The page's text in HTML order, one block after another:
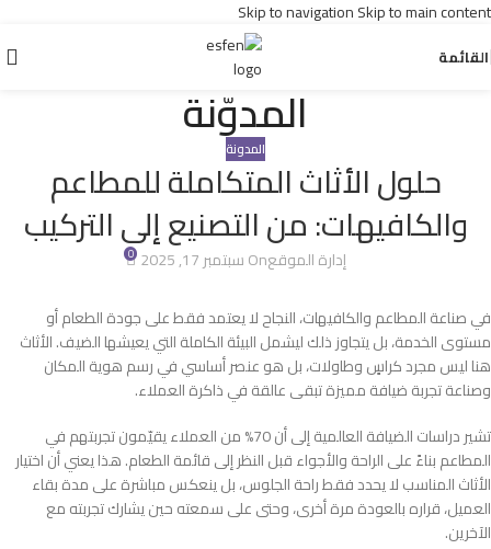
Skip to navigationSkip to main content
القائمة
المدوّنة
المدونة
حلول الأثاث المتكاملة للمطاعم
والكافيهات: من التصنيع إلى التركيب
إدارة الموقعOn سبتمبر 17, 2025 0
في صناعة المطاعم والكافيهات، النجاح لا يعتمد فقط على جودة الطعام أو
مستوى الخدمة، بل يتجاوز ذلك ليشمل البيئة الكاملة التي يعيشها الضيف. الأثاث
هنا ليس مجرد كراسٍ وطاولات، بل هو عنصر أساسي في رسم هوية المكان
وصناعة تجربة ضيافة مميزة تبقى عالقة في ذاكرة العملاء.
تشير دراسات الضيافة العالمية إلى أن 70% من العملاء يقيّمون تجربتهم في
المطاعم بناءً على الراحة والأجواء قبل النظر إلى قائمة الطعام. هذا يعني أن اختيار
الأثاث المناسب لا يحدد فقط راحة الجلوس، بل ينعكس مباشرة على مدة بقاء
العميل، قراره بالعودة مرة أخرى، وحتى على سمعته حين يشارك تجربته مع
الآخرين.